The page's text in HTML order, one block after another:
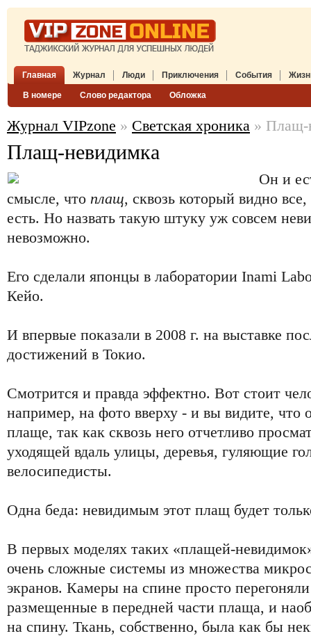
Главная Журнал
В номере Слово редактора Обложка
Люди Приключения События
Журнал VIPzone » Светская хроника » Плащ-
Плащ-невидимка
Он и
смысле, что плащ, сквозь который видно
есть. Но назвать такую штуку уж совсем
невозможно.
Его сделали японцы в лаборатории Inami
Кейо.
И впервые показали в 2008 г. на выставке
достижений в Токио.
Смотрится и правда эффектно. Вот стоит
например, на фото вверху - и вы видите, что
плаще, так как сквозь него отчетливо
уходящей вдаль улицы, деревья, гуляющие
велосипедисты.
Одна беда: невидимым этот плащ будет
В первых моделях таких «плащей-
очень сложные системы из множества
экранов. Камеры на спине просто
размещенные в передней части плаща, и
на спину. Ткань, собственно, была как бы